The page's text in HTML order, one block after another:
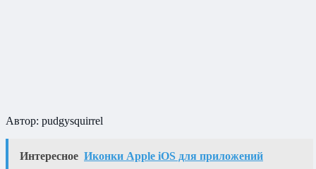
Автор: pudgysquirrel
Интересное Иконки Apple iOS для приложений